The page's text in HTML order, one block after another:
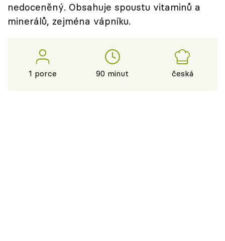
nedoceněný. Obsahuje spoustu vitaminů a
minerálů, zejména vápníku.
1 porce 90 minut česká